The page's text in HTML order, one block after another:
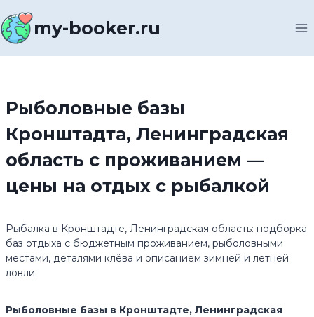
к
содержимомуmy-booker.ru
Рыболовные базы
Кронштадта, Ленинградская
область с проживанием —
цены на отдых с рыбалкой
Рыбалка в Кронштадте, Ленинградская область: подборка
баз отдыха с бюджетным проживанием, рыболовными
местами, деталями клёва и описанием зимней и летней
ловли.
Рыболовные базы в Кронштадте, Ленинградская